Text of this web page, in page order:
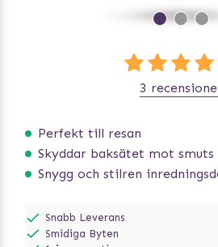
Perfekt till resan
Skyddar baksätet mot smuts
Snygg och stilren
3
Snabb Leverans
Smidiga Byten